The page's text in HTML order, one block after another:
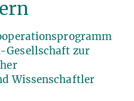
Gesellschaft zur
Wissenschaftler